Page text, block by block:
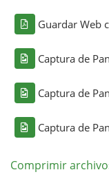
Guardar Web
Captura de
Captura de
Captura de
Comprimir